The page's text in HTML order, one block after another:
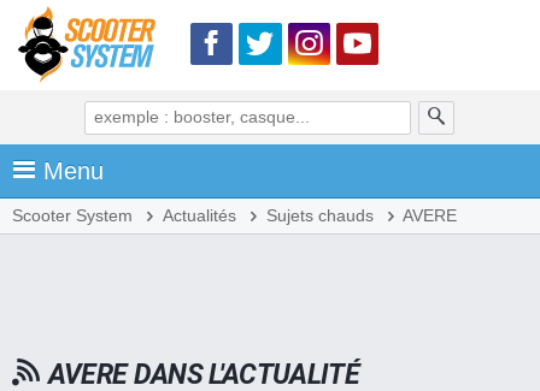
Menu
Scooter System Actualités Sujets chauds AVERE
AVERE DANS L'ACTUALITÉ